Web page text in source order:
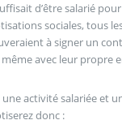
d’être salarié
sociales, tous
à signer un
avec leur propre
activité salariée et
donc :